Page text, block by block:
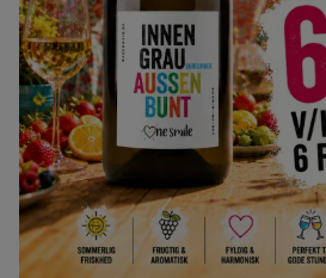
USA
Østrig
Portvin
Portugal